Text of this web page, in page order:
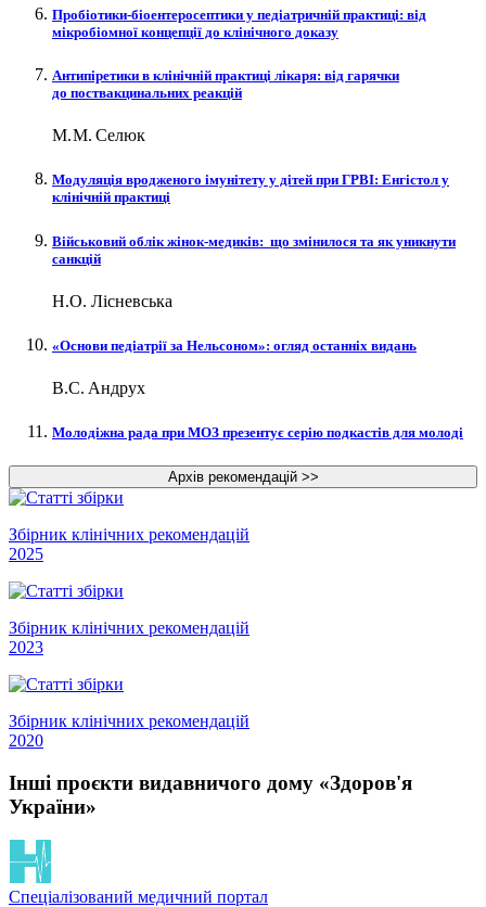
Пробіотики-біоентеросептики у педіатричній практиці: від
мікробіомної концепції до клінічного доказу
Антипіретики в клінічній практиці лікаря: від гарячки
до поствакцинальних реакцій
М. М. Селюк
Модуляція вро­дженого імунітету у дітей при ГРВІ: Енгістол у
клінічній практиці
Військовий облік жінок-медиків: що змінилося та як уникнути
санкцій
Н.О. Лісневська
«Основи педіатрії за Нельсоном»: огляд останніх видань
В.С. Андрух
Молодіжна рада при МОЗ презентує серію подкастів для молоді
Збірник клінічних рекомендацій
2025
Збірник клінічних рекомендацій
2023
Збірник клінічних рекомендацій
2020
Інші проєкти видавничого дому «Здоров'я
України»
Спеціалізований медичний портал